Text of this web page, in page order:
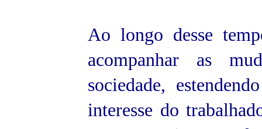
Ao longo desse
acompanhar as
sociedade,
interesse do